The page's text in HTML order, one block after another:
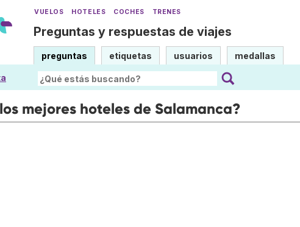
VUELOS HOTELES COCHES TRENES
Preguntas y respuestas de viajes
preguntas etiquetas usuarios medallas
mejores hoteles de Salamanca?